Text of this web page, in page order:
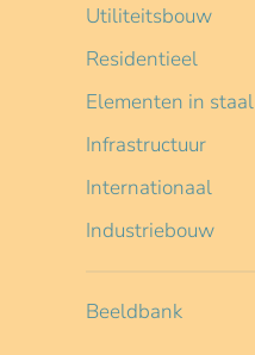
Utiliteitsbouw
Residentieel
Elementen in staal
Infrastructuur
Internationaal
Industriebouw
Beeldbank